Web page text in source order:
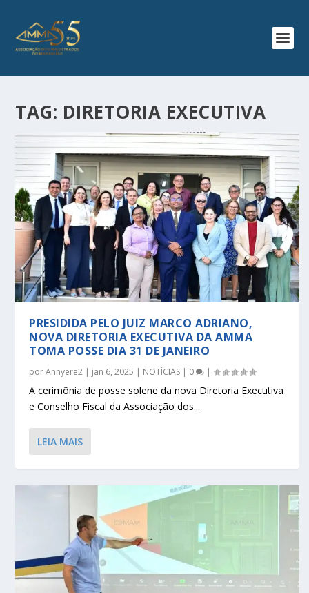
TAG: DIRETORIA EXECUTIVA
PRESIDIDA PELO JUIZ MARCO ADRIANO,
NOVA DIRETORIA EXECUTIVA DA AMMA
TOMA POSSE DIA 31 DE JANEIRO
porAnnyere2 | jan 6, 2025 | NOTÍCIAS | 0 |
A cerimônia de posse solene da nova Diretoria Executiva
e Conselho Fiscal da Associação dos...
LEIA MAIS